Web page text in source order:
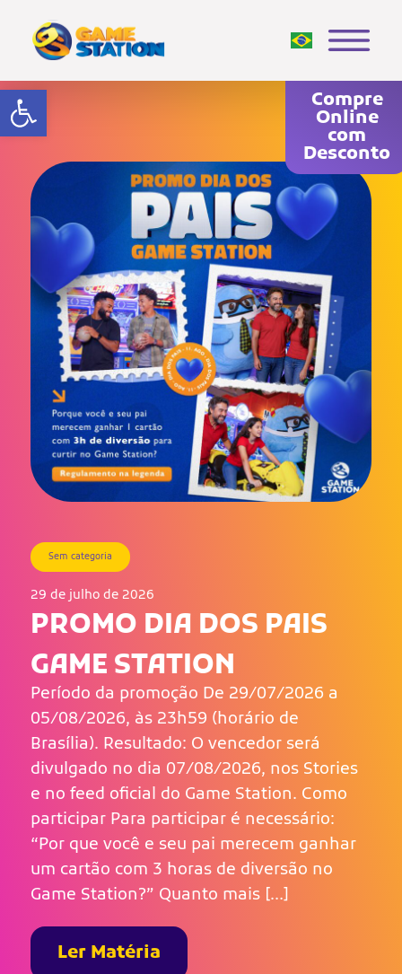
Compre
Online
com
Desconto
Sem categoria
29 de julho de 2026
PROMO DIA DOS PAIS
GAME STATION
Período da promoção De 29/07/2026 a
05/08/2026, às 23h59 (horário de
Brasília). Resultado: O vencedor será
divulgado no dia 07/08/2026, nos Stories
e no feed oficial do Game Station. Como
participar Para participar é necessário:
“Por que você e seu pai merecem ganhar
um cartão com 3 horas de diversão no
Game Station?” Quanto mais […]
Ler Matéria
Abrir a barra de ferramentas